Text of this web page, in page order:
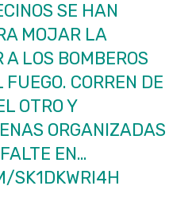
SE HAN
MOJAR LA
A LOS BOMBEROS
CORREN DE
OTRO Y
ORGANIZADAS
EN…
SK1DKWRI4H